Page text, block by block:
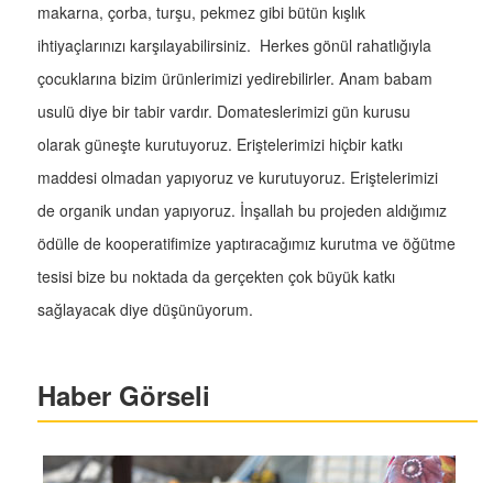
makarna, çorba, turşu, pekmez gibi bütün kışlık
ihtiyaçlarınızı karşılayabilirsiniz. Herkes gönül rahatlığıyla
çocuklarına bizim ürünlerimizi yedirebilirler. Anam babam
usulü diye bir tabir vardır. Domateslerimizi gün kurusu
olarak güneşte kurutuyoruz. Eriştelerimizi hiçbir katkı
maddesi olmadan yapıyoruz ve kurutuyoruz. Eriştelerimizi
de organik undan yapıyoruz. İnşallah bu projeden aldığımız
ödülle de kooperatifimize yaptıracağımız kurutma ve öğütme
tesisi bize bu noktada da gerçekten çok büyük katkı
sağlayacak diye düşünüyorum.
Haber Görseli